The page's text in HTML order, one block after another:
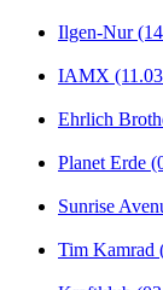
Ilgen-Nur
IAMX
Ehrlich
Planet Erde
Sunrise
Tim Kamrad